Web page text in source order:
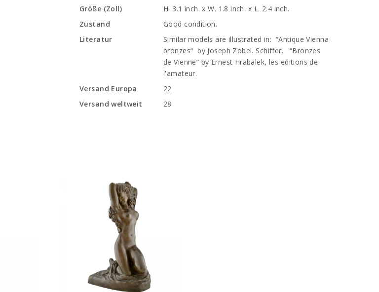
Größe (Zoll)
H. 3.1 inch. x W. 1.8 inch. x L. 2.4 inch.
Zustand
Good condition.
Literatur
Similar models are illustrated in: “Antique Vienna
bronzes“ by Joseph Zobel. Schiffer. “Bronzes
de Vienne” by Ernest Hrabalek, les editions de
l'amateur.
Versand Europa
22
Versand weltweit
28